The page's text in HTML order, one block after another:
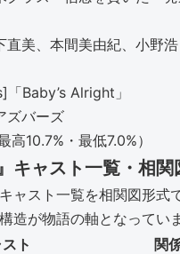
直美、本間美由紀、小野浩
Baby’s Alright」
ズバーズ
10.7%・最低7.0%）
キャスト一覧・相関
キャスト一覧を相関図形
造が物語の軸となっていま
ト
関